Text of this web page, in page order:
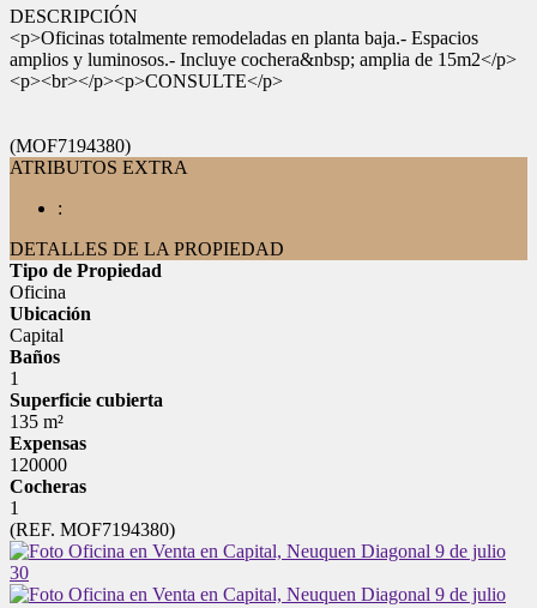
DESCRIPCIÓN
<p>Oficinas totalmente remodeladas en planta baja.- Espacios
amplios y luminosos.- Incluye cochera&nbsp; amplia de 15m2</p>
<p><br></p><p>CONSULTE</p>
(MOF7194380)
ATRIBUTOS EXTRA
:
DETALLES DE LA PROPIEDAD
Tipo de Propiedad
Oficina
Ubicación
Capital
Baños
1
Superficie cubierta
135 m²
Expensas
120000
Cocheras
1
(REF. MOF7194380)